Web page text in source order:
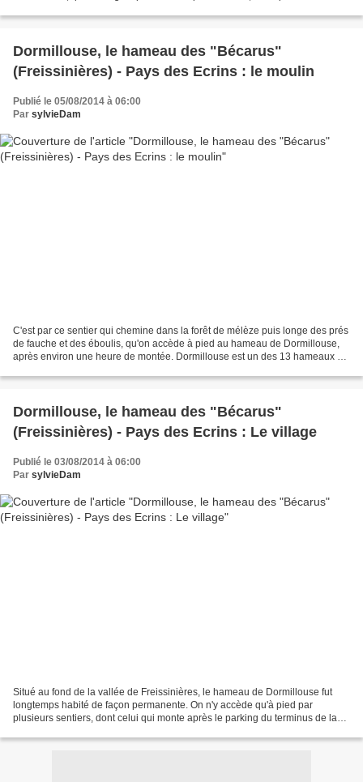
Dormillouse, le hameau des "Bécarus"
(Freissinières) - Pays des Ecrins : le moulin
Publié le 05/08/2014 à 06:00
Par sylvieDam
C'est par ce sentier qui chemine dans la forêt de mélèze puis longe des prés
de fauche et des éboulis, qu'on accède à pied au hameau de Dormillouse,
après environ une heure de montée. Dormillouse est un des 13 hameaux de
Dormillouse, le hameau des "Bécarus"
(Freissinières) - Pays des Ecrins : Le village
Publié le 03/08/2014 à 06:00
Par sylvieDam
Situé au fond de la vallée de Freissinières, le hameau de Dormillouse fut
longtemps habité de façon permanente. On n'y accède qu'à pied par
plusieurs sentiers, dont celui qui monte après le parking du terminus de la